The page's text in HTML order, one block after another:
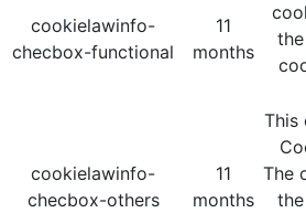
cookielawinfo-
checbox-functional
11
months
cookielawinfo-
checbox-others
11
months
This
The